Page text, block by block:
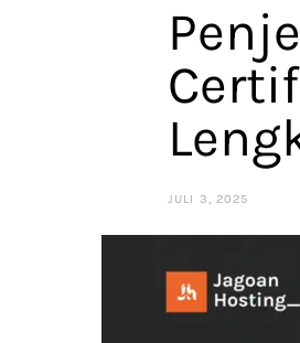
JULI 3, 2025